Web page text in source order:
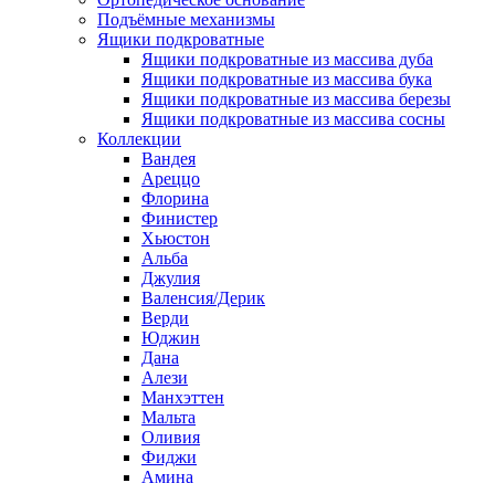
Подъёмные механизмы
Ящики подкроватные
Ящики подкроватные из массива дуба
Ящики подкроватные из массива бука
Ящики подкроватные из массива березы
Ящики подкроватные из массива сосны
Коллекции
Вандея
Ареццо
Флорина
Финистер
Хьюстон
Альба
Джулия
Валенсия/Дерик
Верди
Юджин
Дана
Алези
Манхэттен
Мальта
Оливия
Фиджи
Амина